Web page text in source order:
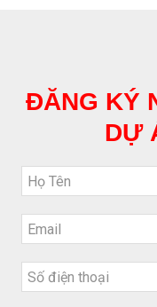
ĐĂNG KÝ
DỰ